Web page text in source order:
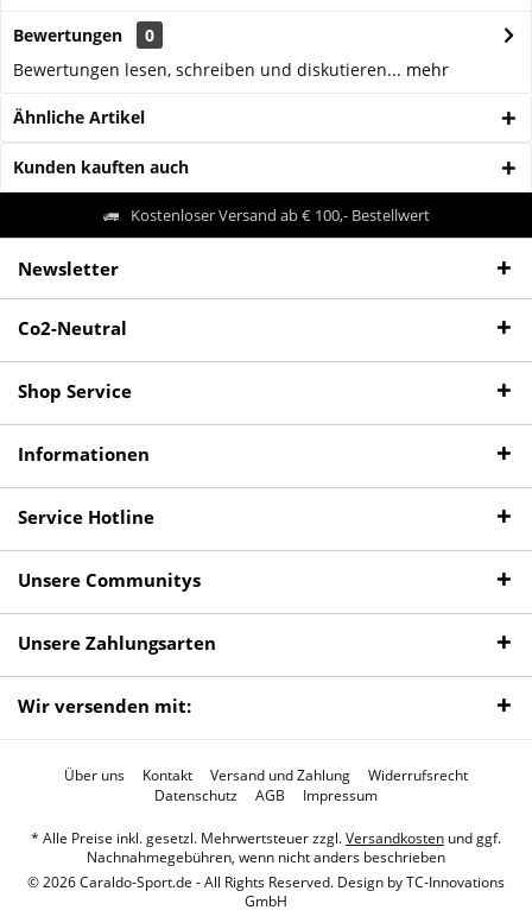
Bewertungen
0
Bewertungen lesen, schreiben und diskutieren... mehr
Ähnliche Artikel
Kunden kauften auch
Kostenloser Versand ab € 100,- Bestellwert
Newsletter
Co2-Neutral
Shop Service
Informationen
Service Hotline
Unsere Communitys
Unsere Zahlungsarten
Wir versenden mit:
Über uns Kontakt Versand und Zahlung
Widerrufsrecht
Datenschutz
AGB Impressum
* Alle Preise inkl. gesetzl. Mehrwertsteuer zzgl.Versandkosten und ggf.
Nachnahmegebühren, wenn nicht anders beschrieben
© 2026 Caraldo-Sport.de - All Rights Reserved. Design byTC-Innovations
GmbH